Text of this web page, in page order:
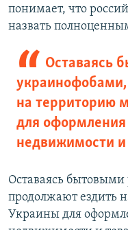
понимает, что
назвать
Оставаясь
на территорию
для
недвижимости и
Оставаясь
продолжают ездить
Украины для